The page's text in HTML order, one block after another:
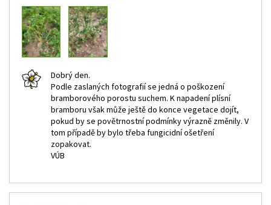
Dobrý den.
Podle zaslaných fotografií se jedná o poškození
bramborového porostu suchem. K napadení plísní
bramboru však může ještě do konce vegetace dojít,
pokud by se povětrnostní podmínky výrazně změnily. V
tom případě by bylo třeba fungicidní ošetření
zopakovat.
VÚB